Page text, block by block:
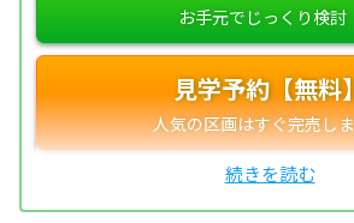
見学予約【無料】